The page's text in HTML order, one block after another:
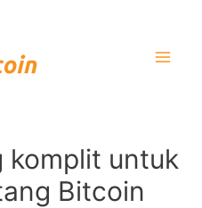
komplit untuk
Bitcoin